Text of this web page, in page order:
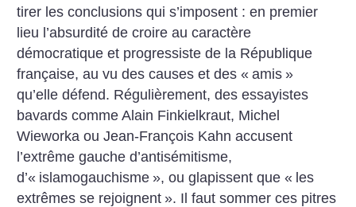
tirer les conclusions qui s’imposent : en premier
lieu l’absurdité de croire au caractère
démocratique et progressiste de la République
française, au vu des causes et des « amis »
qu’elle défend. Régulièrement, des essayistes
bavards comme Alain Finkielkraut, Michel
Wieworka ou Jean-François Kahn accusent
l’extrême gauche d’antisémitisme,
d’« islamogauchisme », ou glapissent que « les
extrêmes se rejoignent ». Il faut sommer ces pitres